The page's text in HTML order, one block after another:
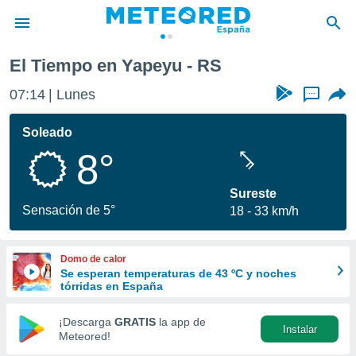
de
por
que se
calidad.
a este
las
y
forma
digital
basada
El Tiempo en Yapeyu - RS
07:14 Lunes ...
Soleado
8°
Sensación de 5°
Sureste
18
33 km/h
Domo de calor
Se esperan temperaturas de 43 ºC y noches
tórridas en España
¡Descarga GRATIS la app de
Meteored!
Instalar